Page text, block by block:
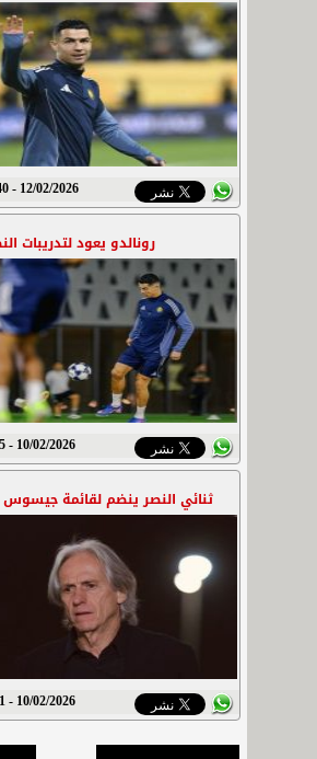
12/02/2026 - 11:40 م
رونالدو يعود لتدريبات
10/02/2026 - 1:35 م
ثنائي النصر ينضم لقائمة جيسوس
10/02/2026 - 1:31 م